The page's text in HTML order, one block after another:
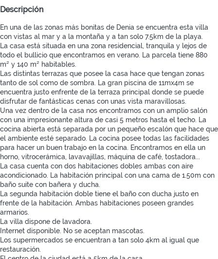
Descripción
En una de las zonas más bonitas de Denia se encuentra esta villa
con vistas al mar y a la montaña y a tan solo 7.5km de la playa.
La casa está situada en una zona residencial, tranquila y lejos de
todo el bullicio que encontramos en verano. La parcela tiene 880
m² y 140 m² habitables.
Las distintas terrazas que posee la casa hace que tengan zonas
tanto de sol como de sombra. La gran piscina de 11mx4m se
encuentra justo enfrente de la terraza principal donde se puede
disfrutar de fantásticas cenas con unas vista maravillosas.
Una vez dentro de la casa nos encontramos con un amplio salón
con una impresionante altura de casi 5 metros hasta el techo. La
cocina abierta está separada por un pequeño escalón que hace que
el ambiente esté separado. La cocina posee todas las facilidades
para hacer un buen trabajo en la cocina. Encontramos en ella un
horno, vitrocerámica, lavavajillas, máquina de café, tostadora...
La casa cuenta con dos habitaciones dobles ambas con aire
acondicionado. La habitación principal con una cama de 1.50m con
baño suite con bañera y ducha.
La segunda habitación doble tiene el baño con ducha justo en
frente de la habitación. Ambas habitaciones poseen grandes
armarios.
La villa dispone de lavadora.
Internet disponible. No se aceptan mascotas.
Los supermercados se encuentran a tan solo 4km al igual que
restauración.